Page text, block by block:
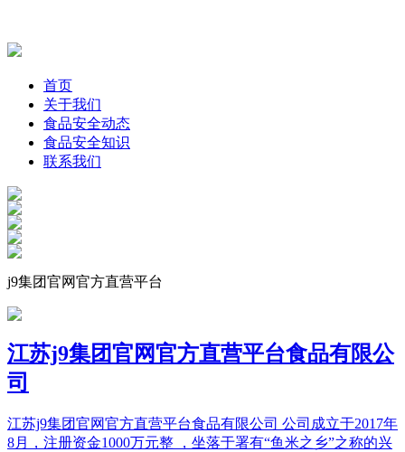
首页
关于我们
食品安全动态
食品安全知识
联系我们
j9集团官网官方直营平台
江苏j9集团官网官方直营平台食品有限公
司
江苏j9集团官网官方直营平台食品有限公司 公司成立于2017年
8月，注册资金1000万元整 ，坐落于署有“鱼米之乡”之称的兴